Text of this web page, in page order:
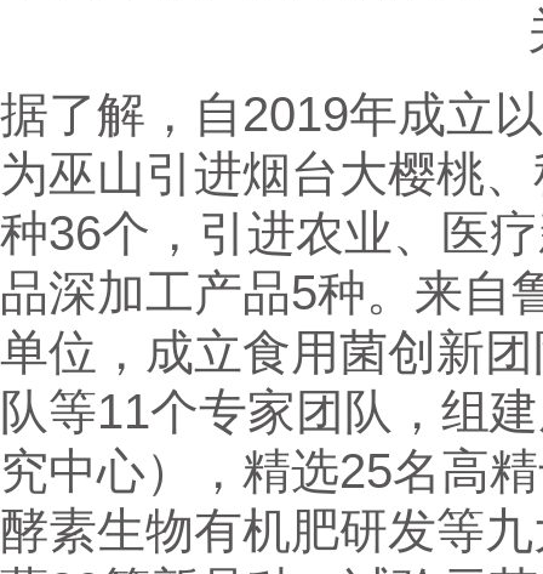
据了解，自2019年成立
为巫山引进烟台大樱桃
种36个，引进农业、医
品深加工产品5种。来自
单位，成立食用菌创新
队等11个专家团队，组
究中心），精选25名高
酵素生物有机肥研发等